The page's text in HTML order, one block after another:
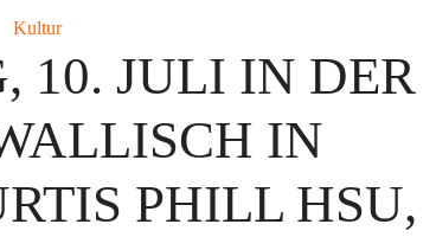
Kultur
10. JULI IN DER
IN
PHILL HSU,